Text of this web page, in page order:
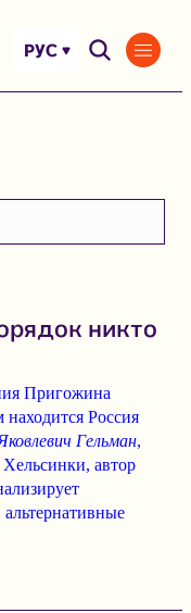
РУС
никто
Пригожина
находится Россия
Гельман,
Хельсинки, автор